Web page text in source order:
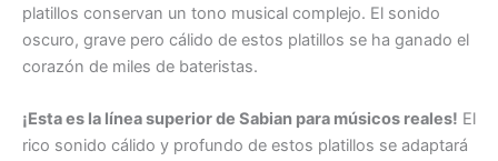
platillos conservan un tono musical complejo. El sonido
oscuro, grave pero cálido de estos platillos se ha ganado el
corazón de miles de bateristas.
¡Esta es la línea superior de Sabian para músicos reales! El
rico sonido cálido y profundo de estos platillos se adaptará